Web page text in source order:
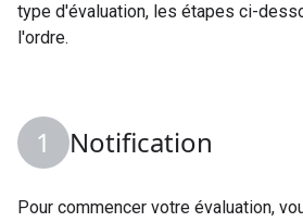
type d'évaluation, les étapes ci-
l'ordre.
Notification
Pour commencer votre évaluation,